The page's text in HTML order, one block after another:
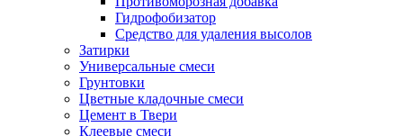
Гидрофобизатор
Средство для удаления высолов
Затирки
Универсальные смеси
Грунтовки
Цветные кладочные смеси
Цемент в Твери
Клеевые смеси